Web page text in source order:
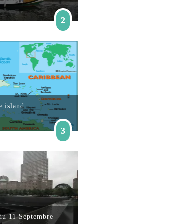
2
island
3
11 Septembre